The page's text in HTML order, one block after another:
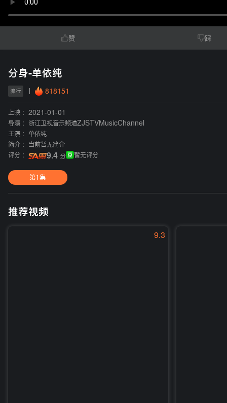
赞 踩
分身-单依纯
流行 818151
上映 :
2021-01-01
导演 :
浙江卫视音乐频道ZJSTVMusicChannel
主演 :
单依纯
简介 :
当前暂无简介
评分 :
9.4 分 暂无评分
第1集
推荐视频
9.3